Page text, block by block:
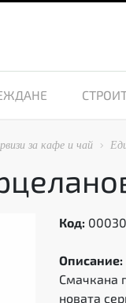
за кафе и чай 
Код:
Описание:
Смачкана
новата